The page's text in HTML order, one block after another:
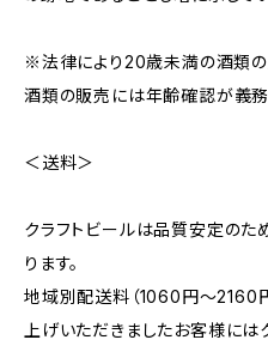
※法律により20歳未満の酒類の
酒類の販売には年齢確認が義務
＜送料＞
クラフトビールは品質安定のた
ります。
地域別配送料（1060円～2160
上げいただきましたお客様に